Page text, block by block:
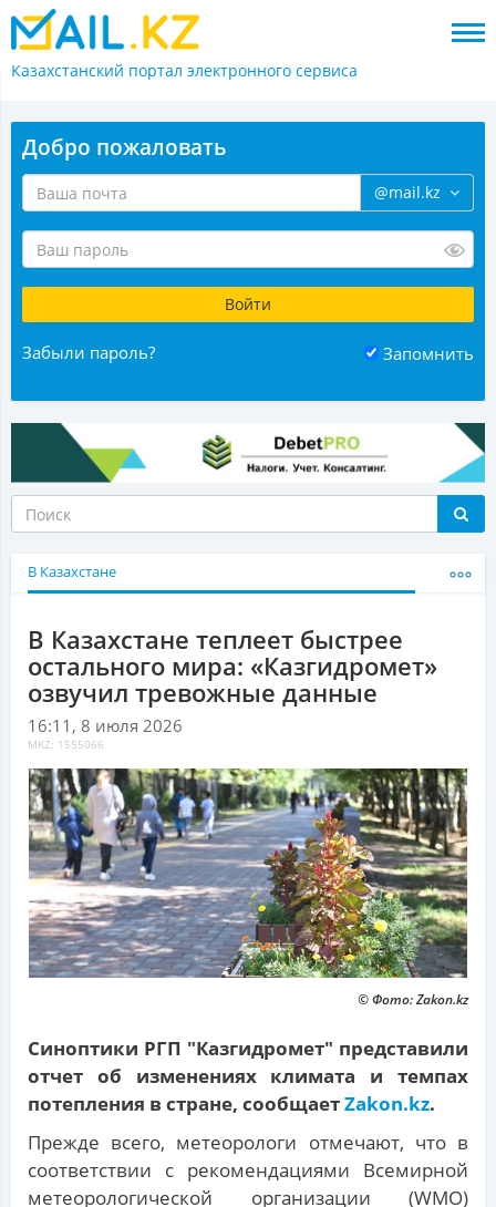
Казахстанский портал электронного сервиса
Добро пожаловать
@mail.kz
Забыли пароль? Запомнить
В Казахстане
В Казахстане теплеет быстрее
остального мира: «Казгидромет»
озвучил тревожные данные
16:11, 8 июля 2026
MKZ: 1555066
© Фото: Zakon.kz
Синоптики РГП "Казгидромет" представили
отчет об изменениях климата и темпах
потепления в стране, сообщаетZakon.kz.
Прежде всего, метеорологи отмечают, что в
соответствии с рекомендациями Всемирной
метеорологической организации (WMO)